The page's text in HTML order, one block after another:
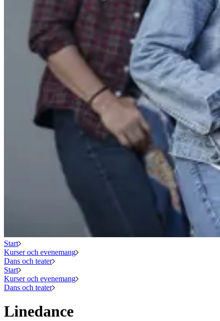
Start
Kurser och evenemang
Dans och teater
Start
Kurser och evenemang
Dans och teater
Linedance